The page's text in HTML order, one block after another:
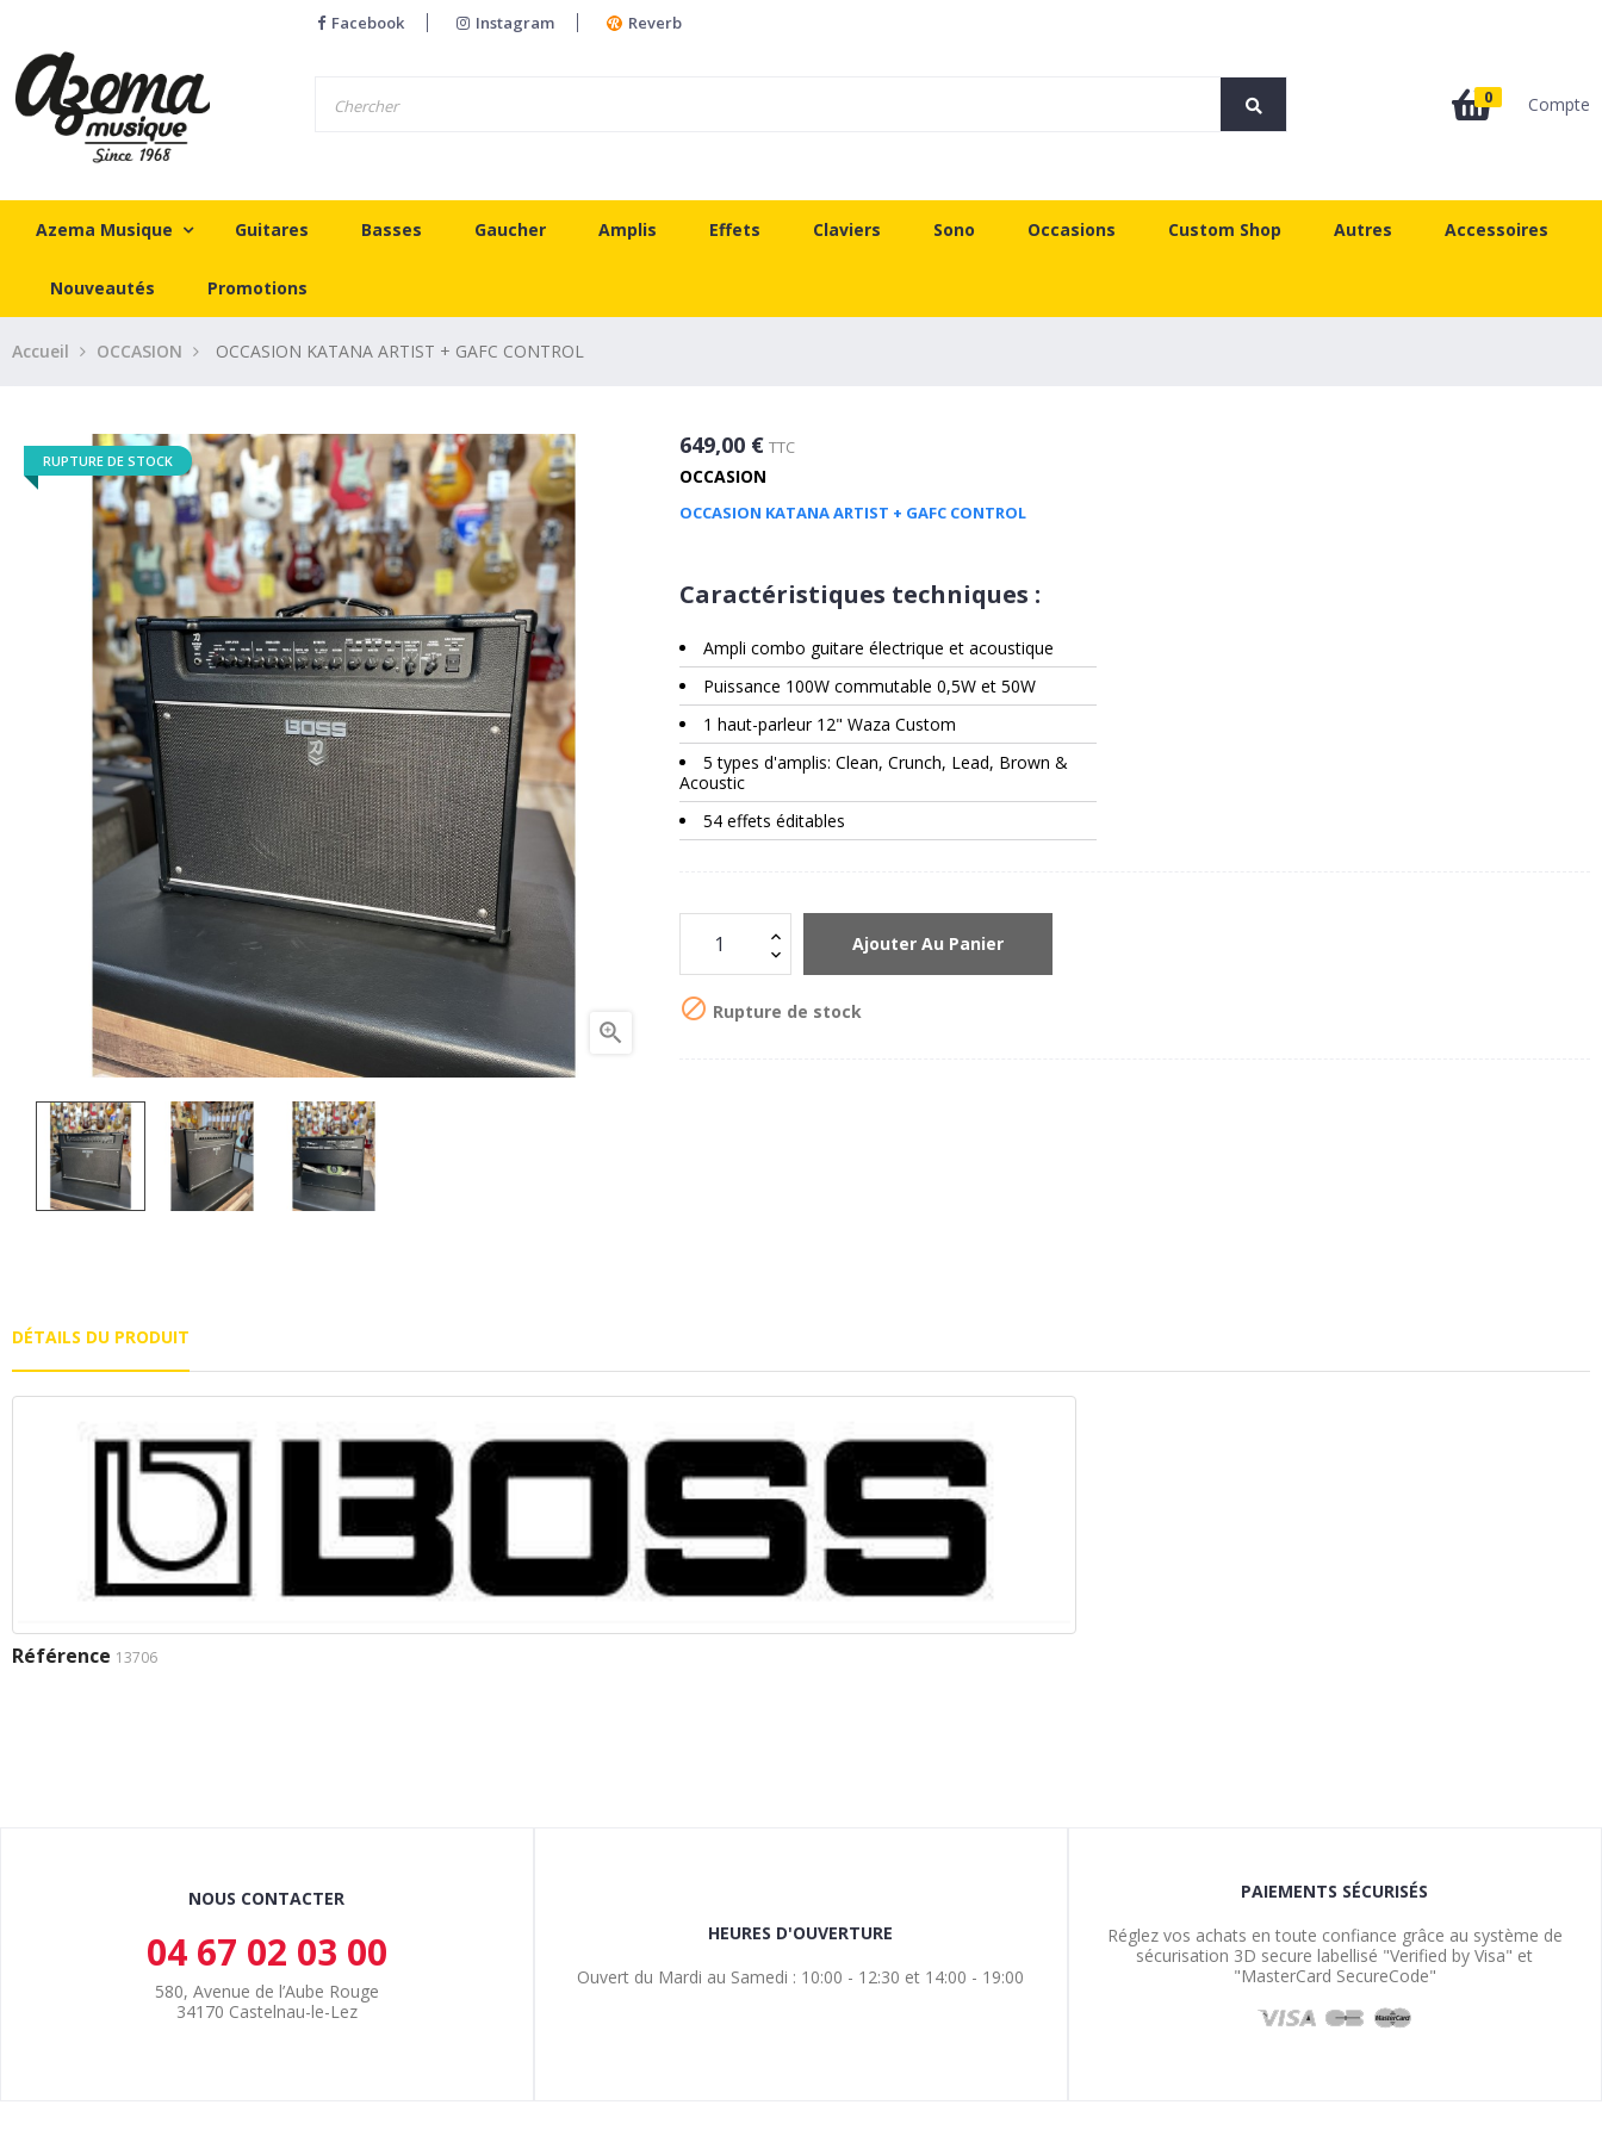
Facebook Instagram Reverb
0 Compte
Azema Musique Guitares Basses Gaucher Amplis Effets Claviers Sono Occasions Custom Shop Autres Accessoires
Nouveautés Promotions
Accueil OCCASION OCCASION KATANA ARTIST + GAFC CONTROL
RUPTURE DE STOCK

649,00 € TTC
OCCASION
OCCASION KATANA ARTIST + GAFC CONTROL
Caractéristiques techniques :
Ampli combo guitare électrique et acoustique
Puissance 100W commutable 0,5W et 50W
1 haut-parleur 12" Waza Custom
5 types d'amplis: Clean, Crunch, Lead, Brown &
Acoustic
54 effets éditables
Ajouter Au Panier
 Rupture de stock
DÉTAILS DU PRODUIT
Référence 13706
NOUS CONTACTER
04 67 02 03 00
580, Avenue de l’Aube Rouge
34170 Castelnau-le-Lez
HEURES D'OUVERTURE
Ouvert du Mardi au Samedi : 10:00 - 12:30 et 14:00 - 19:00
PAIEMENTS SÉCURISÉS
Réglez vos achats en toute confiance grâce au système de
sécurisation 3D secure labellisé "Verified by Visa" et
"MasterCard SecureCode"